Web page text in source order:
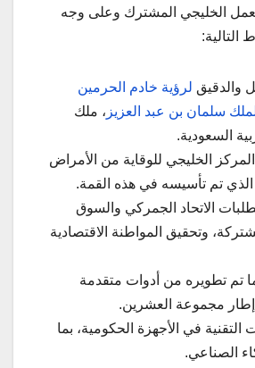
الخليجي المشترك وعلى وجه
والدقيق لرؤية خادم الحرمين
سلمان بن عبد العزيز ، ملك
السعودية.
الخليجي للوقاية من الأمراض
الذي تم تأسيسه في هذه القمة.
الاتحاد الجمركي والسوق
وتحقيق المواطنة الاقتصادية
تم تطويره من أدوات متقدمة
مجموعة العشرين.
التقنية في الأجهزة الحكومية، بما
الصناعي.